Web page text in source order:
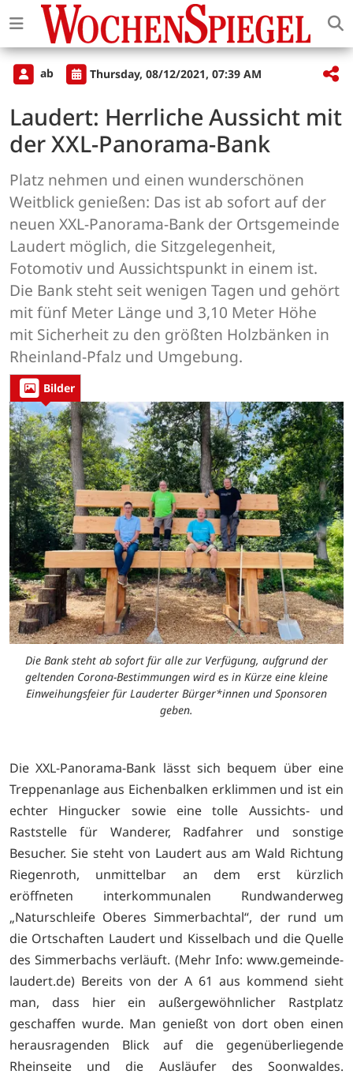
ab Thursday, 08/12/2021, 07:39 AM
Laudert: Herrliche Aussicht mit
der XXL-Panorama-Bank
Platz nehmen und einen wunderschönen
Weitblick genießen: Das ist ab sofort auf der
neuen XXL-Panorama-Bank der Ortsgemeinde
Laudert möglich, die Sitzgelegenheit,
Fotomotiv und Aussichtspunkt in einem ist.
Die Bank steht seit wenigen Tagen und gehört
mit fünf Meter Länge und 3,10 Meter Höhe
mit Sicherheit zu den größten Holzbänken in
Rheinland-Pfalz und Umgebung.
Bilder
Die Bank steht ab sofort für alle zur Verfügung, aufgrund der
geltenden Corona-Bestimmungen wird es in Kürze eine kleine
Einweihungsfeier für Lauderter Bürger*innen und Sponsoren
geben.
Die XXL-Panorama-Bank lässt sich bequem über eine
Treppenanlage aus Eichenbalken erklimmen und ist ein
echter Hingucker sowie eine tolle Aussichts- und
Raststelle für Wanderer, Radfahrer und sonstige
Besucher. Sie steht von Laudert aus am Wald Richtung
Riegenroth, unmittelbar an dem erst kürzlich
eröffneten interkommunalen Rundwanderweg
„Naturschleife Oberes Simmerbachtal“, der rund um
die Ortschaften Laudert und Kisselbach und die Quelle
des Simmerbachs verläuft. (Mehr Info: www.gemeinde-
laudert.de) Bereits von der A 61 aus kommend sieht
man, dass hier ein außergewöhnlicher Rastplatz
geschaffen wurde. Man genießt von dort oben einen
herausragenden Blick auf die gegenüberliegende
Rheinseite und die Ausläufer des Soonwaldes.